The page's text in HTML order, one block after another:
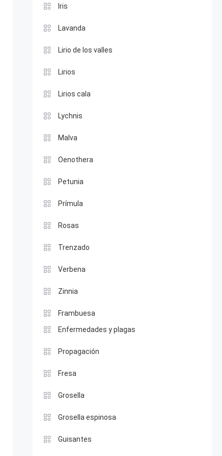
Iris
Lavanda
Lirio de los valles
Lirios
Lirios cala
Lychnis
Malva
Oenothera
Petunia
Prímula
Rosas
Trenzado
Verbena
Zinnia
Frambuesa
Enfermedades y plagas
Propagación
Fresa
Grosella
Grosella espinosa
Guisantes